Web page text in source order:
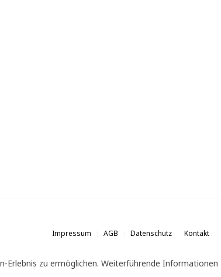
Impressum AGB Datenschutz Kontakt
zu ermöglichen. Weiterführende